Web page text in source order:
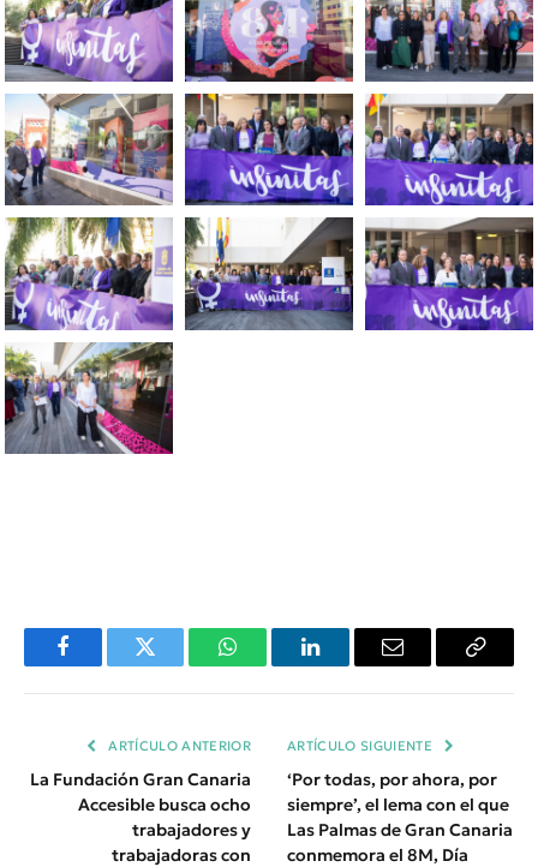
FacebookTwitter WhatsAppLinkedInEmail
Copiar
ARTÍCULO ANTERIOR
La Fundación Gran Canaria
Accesible busca ocho
trabajadores y
trabajadoras con
ARTÍCULO SIGUIENTE
‘Por todas, por ahora, por
siempre’, el lema con el que
Las Palmas de Gran Canaria
conmemora el 8M, Día